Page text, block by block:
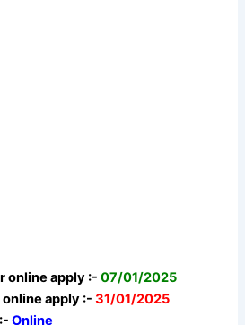
online apply :- 07/01/2025
online apply :-31/01/2025
Online